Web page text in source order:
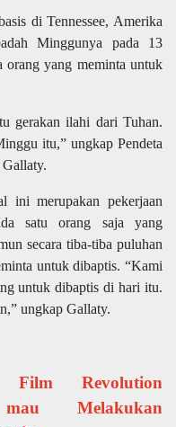
di Tennessee, Amerika
Minggunya pada 13
orang yang meminta untuk
gerakan ilahi dari Tuhan.
itu,” ungkap Pendeta
ini merupakan pekerjaan
satu orang saja yang
secara tiba-tiba puluhan
untuk dibaptis. “Kami
untuk dibaptis di hari itu.
ungkap Gallaty.
Film Revolution
Melakukan